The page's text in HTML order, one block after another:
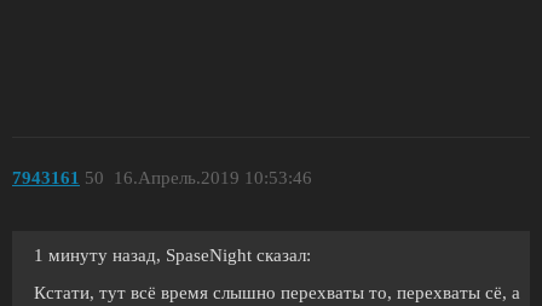
7943161 16.Апрель.2019 10:53:46
50
1 минуту назад, SpaseNight сказал:
Кстати, тут всё время слышно перехваты то, перехваты сё, а